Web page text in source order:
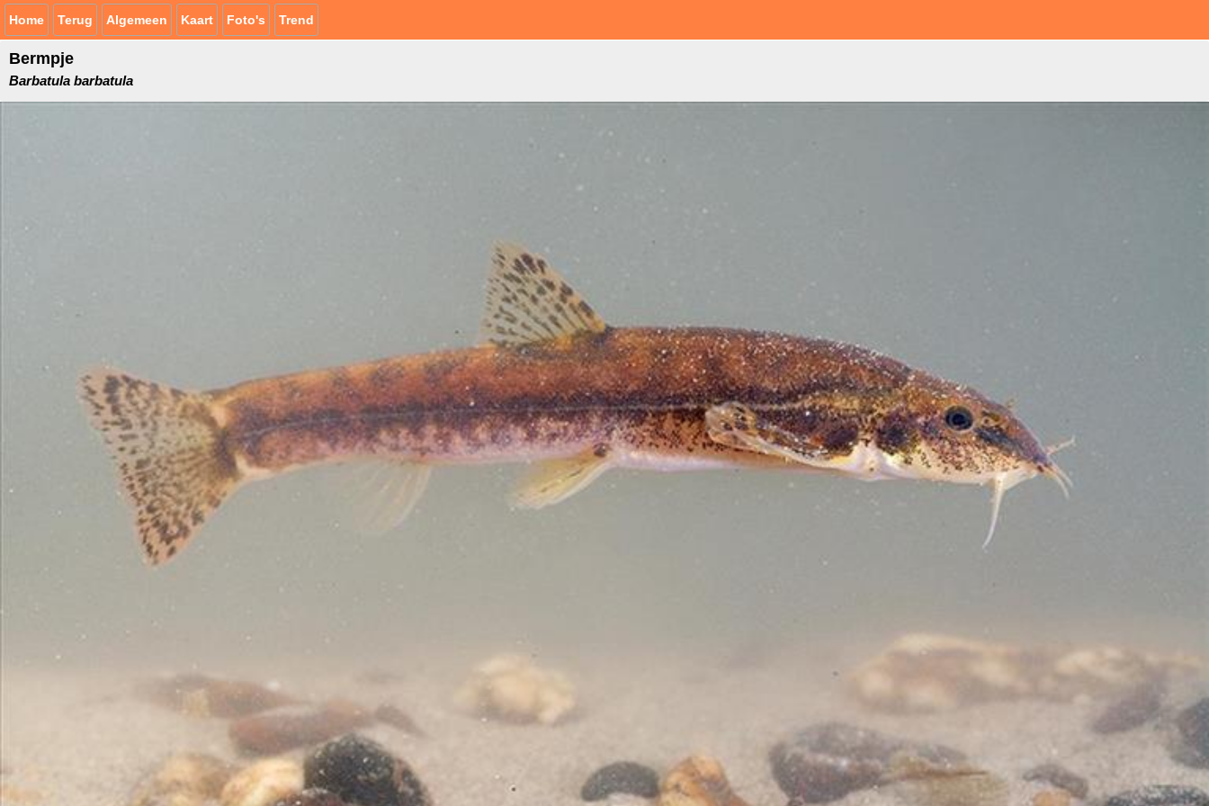
Home Terug Algemeen Kaart Foto's Trend
Bermpje
Barbatula barbatula